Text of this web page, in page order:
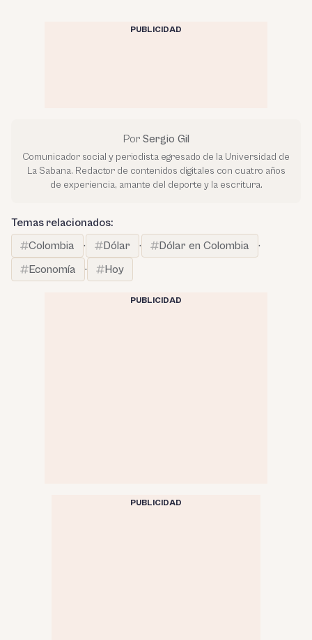
PUBLICIDAD
Por Sergio Gil
Comunicador social y periodista egresado de la Universidad de
La Sabana. Redactor de contenidos digitales con cuatro años
de experiencia, amante del deporte y la escritura.
Temas relacionados:
Colombia
· Dólar · Dólar en Colombia
·
Economía
· Hoy
PUBLICIDAD
PUBLICIDAD